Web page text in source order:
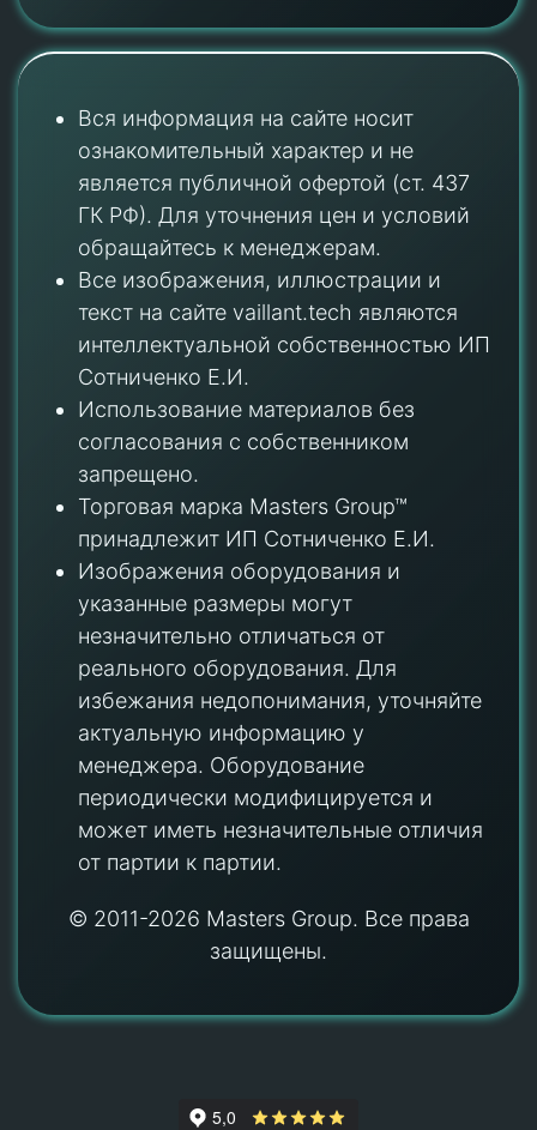
Вся информация на сайте носит
ознакомительный характер и не
является публичной офертой (ст. 437
ГК РФ). Для уточнения цен и условий
обращайтесь к менеджерам.
Все изображения, иллюстрации и
текст на сайте vaillant.tech являются
интеллектуальной собственностью ИП
Сотниченко Е.И.
Использование материалов без
согласования с собственником
запрещено.
Торговая марка Masters Group™
принадлежит ИП Сотниченко Е.И.
Изображения оборудования и
указанные размеры могут
незначительно отличаться от
реального оборудования. Для
избежания недопонимания, уточняйте
актуальную информацию у
менеджера. Оборудование
периодически модифицируется и
может иметь незначительные отличия
от партии к партии.
© 2011-2026 Masters Group. Все права
защищены.